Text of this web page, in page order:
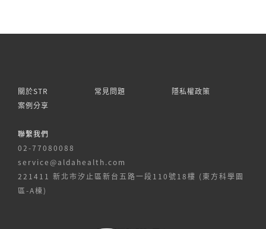
關於STR 常見問題
隱私權政策
案例分享
聯繫我們
02-77080088
service@aldahealth.com
221411 新北市汐止區新台五路一段110號18樓 (東方科學園
區-A棟)